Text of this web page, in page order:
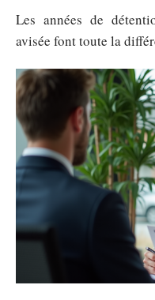
Les années de
avisée font toute la